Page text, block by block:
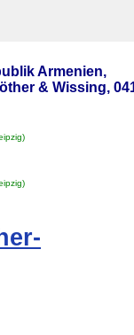
Armenien,
& Wissing,